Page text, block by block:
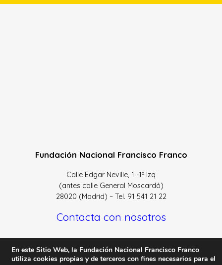
Fundación Nacional Francisco Franco
Calle Edgar Neville, 1 -1º Izq
(antes calle General Moscardó)
28020 (Madrid) – Tel. 91 541 21 22
Contacta con nosotros
En este Sitio Web, la Fundación Nacional Francisco Franco
utiliza cookies propias y de terceros con fines necesarios para el